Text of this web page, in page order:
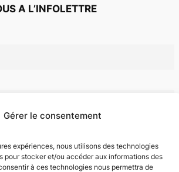
Gérer le consentement
expériences, nous utilisons des technologies
pour stocker et/ou accéder aux informations des
à ces technologies nous permettra de
A L’INFOLETTRE